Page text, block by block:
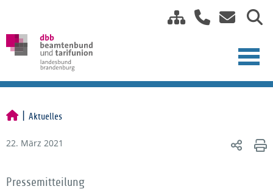
Aktuelles
22. März 2021
Pressemitteilung